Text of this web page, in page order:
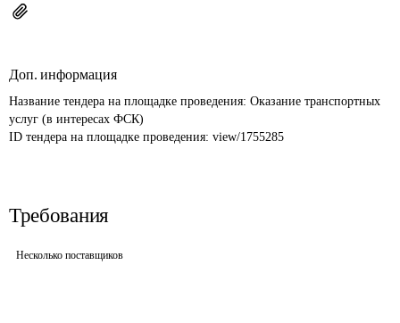
Доп. информация
Название тендера на площадке проведения: Оказание транспортных
услуг (в интересах ФСК)
ID тендера на площадке проведения: view/1755285
Требования
Несколько поставщиков